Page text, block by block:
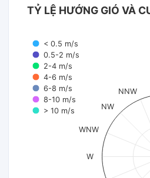
TỶ LỆ HƯỚNG GIÓ VÀ
< 0.5 m/s
0.5-2 m/s
2-4 m/s
4-6 m/s
6-8 m/s
8-10 m/s
> 10 m/s
W
WNW
NW
NNW